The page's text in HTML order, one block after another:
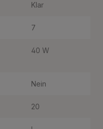
Klar
7
40 W
Nein
20